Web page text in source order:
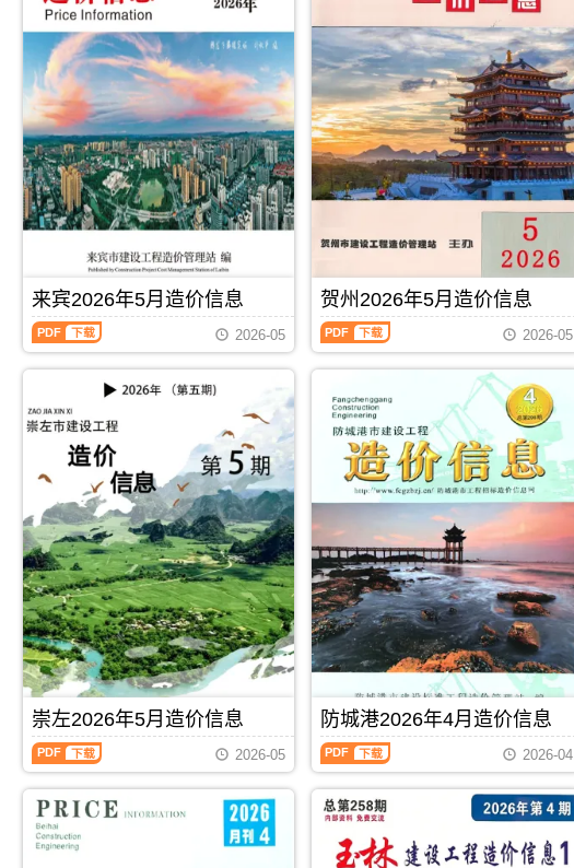
县、
容
县、
博
白
县、
北
流
县.，
玉
林
市
造
息
期
刊
PDF
工
程
材
料
指
导
价，
来
宾
市
信
期
刊
PDF
息
发
布，
用
于
桂
林
工
程
施
算
编
制，
属
于
林
市
建
招
投
标
参
考
文
件，
桂
林
市
造
价
信
息
刊
PDF
网
发
布，
用
于
崇
左
工
程
同
款
确
定
与
调
整，
于
工
取
价
指
导，
崇
左
市
信
息
期
PDF
信
（河
池
建
设
工
程
造
价
信
由
河
池
市
建
造
价
网
布，
用
于
河
池
工
程
施
工
图
预
算
编
制，
属
河
池
市
PDF 下载
（玉
建
设
工
程
造
价
息）
刊，
由
玉
林
市
建
造
于
玉
林
工
程
投
标
价
编
制，
属
于
玉
林
PDF 下载
来宾2026年5月造价信息
来
宾
月
造
信
（来
宾
建
设
工
程
造
价
信
息）
期
刊，
由
来
宾
市
建
设
造
PDF 下载
2026-05
贺州2026年5月造价信息
贺
州
月
（贺
州
建
设
工
程
造
价
信
息）
期
刊，
由
贺
州
市
建
设
PDF 下载
2026-05
崇左2026年5月造价信息
崇
左
年
5
月
2026-05
防城港2026年4月造价信息
防
城
2026
年
2026-04